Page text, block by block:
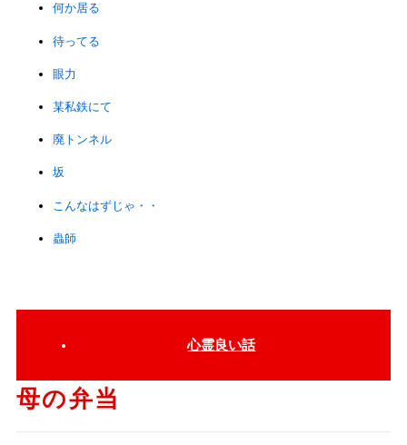
何か居る
待ってる
眼力
某私鉄にて
廃トンネル
坂
こんなはずじゃ・・
蟲師
心霊良い話
母の弁当